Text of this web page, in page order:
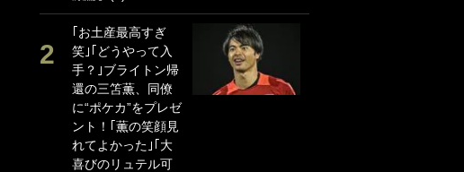
｢お土産最高すぎ
笑｣｢どうやって入
手？｣ブライトン帰
還の三笘薫、同僚
に“ポケカ”をプレゼ
ント！｢薫の笑顔見
れてよかった｣｢大
喜びのリュテル可